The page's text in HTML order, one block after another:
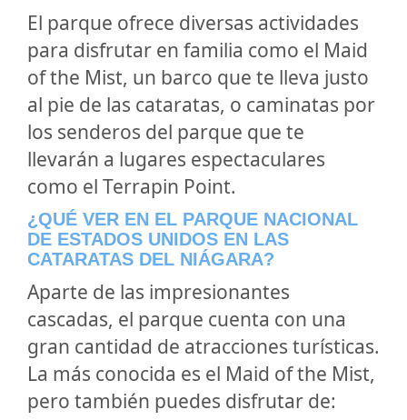
El parque ofrece diversas actividades
para disfrutar en familia como el Maid
of the Mist, un barco que te lleva justo
al pie de las cataratas, o caminatas por
los senderos del parque que te
llevarán a lugares espectaculares
como el Terrapin Point.
¿QUÉ VER EN EL PARQUE NACIONAL
DE ESTADOS UNIDOS EN LAS
CATARATAS DEL NIÁGARA?
Aparte de las impresionantes
cascadas, el parque cuenta con una
gran cantidad de atracciones turísticas.
La más conocida es el Maid of the Mist,
pero también puedes disfrutar de: